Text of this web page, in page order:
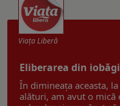
Viaţa Liberă
Eliberarea din
În dimineața aceasta,
alături, am avut o mică